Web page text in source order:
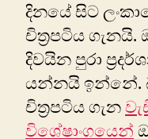
දිනයේ සිට
චිත්‍රපටිය
දිවයින පුරා
යන්නයි ඉන්නේ.
චිත්‍රපටිය ගැන
විශේෂාංගයෙන්